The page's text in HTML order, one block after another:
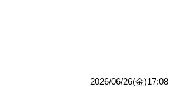
2026/06/26(金)17:08